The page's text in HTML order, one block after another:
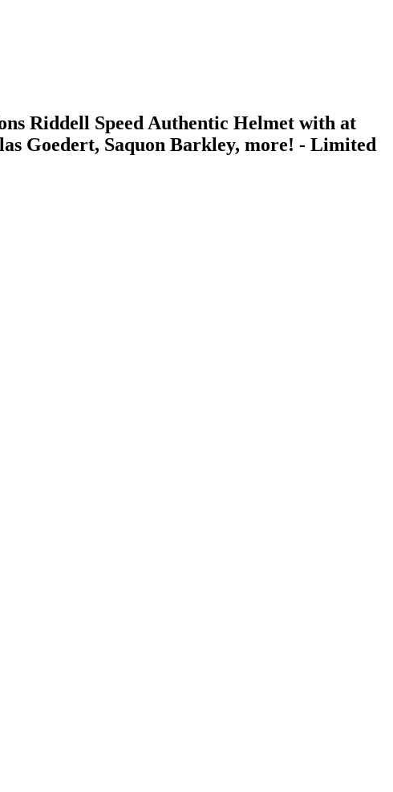
Riddell Speed Authentic Helmet with at
Goedert, Saquon Barkley, more! - Limited